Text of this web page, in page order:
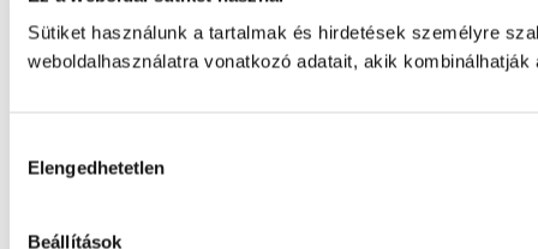
Sütiket használunk a tartalmak és hirdetések személyre
weboldalhasználatra vonatkozó adatait, akik
kiválasztása
Elengedhetetlen
Beállítások